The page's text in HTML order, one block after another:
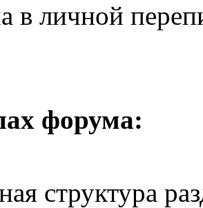
в личной
форума:
структура